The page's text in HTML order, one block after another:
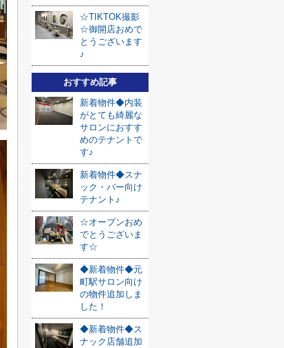
☆TIKTOK撮影
☆御開店おめで
とうございます
♪
おすすめ記事
新着物件◆内装
がとても綺麗な
サロンにおすす
めのテナントで
す♪
新着物件◆スナ
ック・バー向け
テナント♪
☆オープンおめ
でとうございま
す☆
◆新着物件◆元
町駅サロン向け
の物件追加しま
した！
◆新着物件◆ス
ナック店舗追加